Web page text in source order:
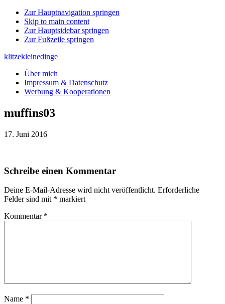
Zur Hauptnavigation springen
Skip to main content
Zur Hauptsidebar springen
Zur Fußzeile springen
klitzekleinedinge
Über mich
Impressum & Datenschutz
Werbung & Kooperationen
muffins03
17. Juni 2016
Leser-
Schreibe einen Kommentar
Deine E-Mail-Adresse wird nicht veröffentlicht. Erforderliche
Felder sind mit * markiert
Kommentar *
Name *